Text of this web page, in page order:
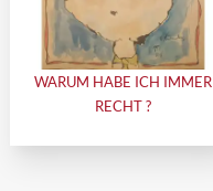
WARUM HABE ICH IMMER
RECHT ?